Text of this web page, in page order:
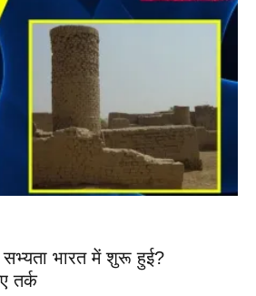
सभ्यता भारत में शुरू हुई?
तर्क